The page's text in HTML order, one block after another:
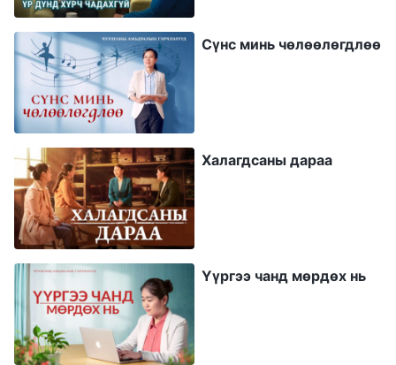
Бурханы үгнээс үүнийг олж харсан юм:
“Хүний хувь тавилан Бурханы гараар
удирдуулдаг. Чи өөрийгөө удирдах
чадваргүй: Өөрийнхөө төлөө үргэлж яарч,
завгүй байдаг мөртөө хүн өөрийгөө удирдах
чадваргүй хэвээр л байдаг. Хэрвээ чи
өөрийнхөө хэтийн ирээдүйг мэдэж чадах
байсан бол, өөрийнхөө хувь заяаг хянаж
гэж үү? ” (Үг. I Боть: Бурханы илрэлт ба ажил.
Хүний хэвийн амьдралыг сэргээж, түүнийг
гайхалтай сайхан хүрэх газарт аваачих нь)
Сүнс минь чөлөөлөгдлөө
Халагдсаны дараа
Үүргээ чанд мөрдөх нь